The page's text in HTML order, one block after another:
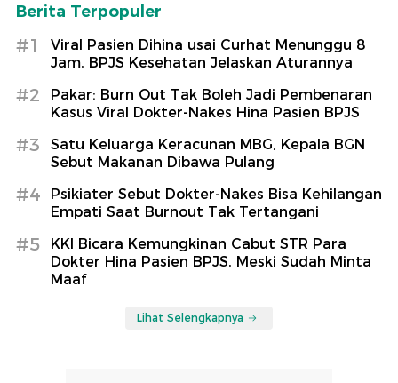
Berita Terpopuler
#1
Viral Pasien Dihina usai Curhat Menunggu 8
Jam, BPJS Kesehatan Jelaskan Aturannya
#2
Pakar: Burn Out Tak Boleh Jadi Pembenaran
Kasus Viral Dokter-Nakes Hina Pasien BPJS
#3
Satu Keluarga Keracunan MBG, Kepala BGN
Sebut Makanan Dibawa Pulang
#4
Psikiater Sebut Dokter-Nakes Bisa Kehilangan
Empati Saat Burnout Tak Tertangani
#5
KKI Bicara Kemungkinan Cabut STR Para
Dokter Hina Pasien BPJS, Meski Sudah Minta
Maaf
Lihat Selengkapnya